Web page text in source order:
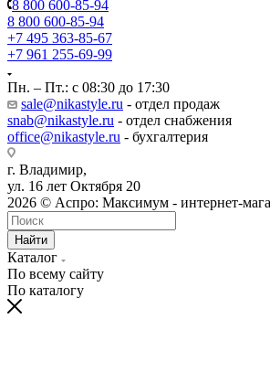
8 800 600-85-94
8 800 600-85-94
+7 495 363-85-67
+7 961 255-69-99
Пн. – Пт.: с 08:30 до 17:30
sale@nikastyle.ru - отдел продаж
snab@nikastyle.ru - отдел снабжения
office@nikastyle.ru - бухгалтерия
г. Владимир,
ул. 16 лет Октября 20
2026 © Аспро: Максимум - интернет-
Найти
Каталог
По всему сайту
По каталогу